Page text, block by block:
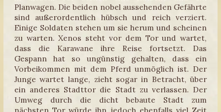
Planwagen. Die beiden nobel aussehenden Gefährte
sind außerordentlich hübsch und reich verziert.
Einige Soldaten stehen um sie herum und scheinen
zu warten. Xenos steht vor dem Tor und wartet,
dass die Karawane ihre Reise fortsetzt. Das
Gespann hat so ungünstig gehalten, dass ein
Vorbeikommen mit dem Pferd unmöglich ist. Der
Junge wartet lange, zieht sogar in Betracht, über
ein anderes Stadttor die Stadt zu verlassen. Der
Umweg durch die dicht bebaute Stadt zum